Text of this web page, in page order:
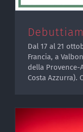
Dal 17 al 21
Francia, a
della Provence-
Costa Azzurra).